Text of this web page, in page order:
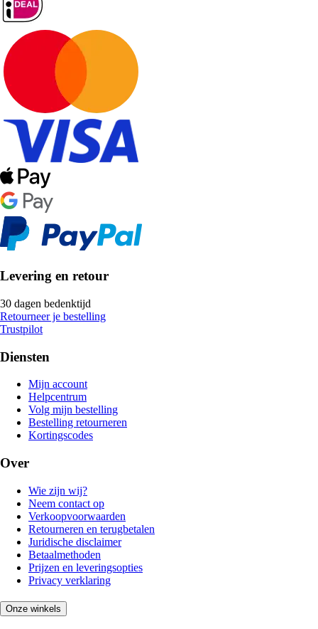
Levering en retour
30 dagen bedenktijd
Retourneer je bestelling
Trustpilot
Diensten
Mijn account
Helpcentrum
Volg mijn bestelling
Bestelling retourneren
Kortingscodes
Over
Wie zijn wij?
Neem contact op
Verkoopvoorwaarden
Retourneren en terugbetalen
Juridische disclaimer
Betaalmethoden
Prijzen en leveringsopties
Privacy verklaring
Onze winkels